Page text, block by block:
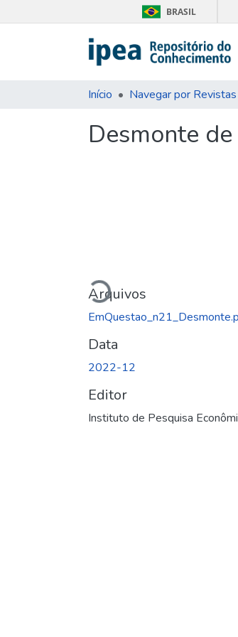
BRASIL
Início
Desmonte
Carregando...
Arquivos
Data
2022-12
Editor
Instituto de Pesquisa